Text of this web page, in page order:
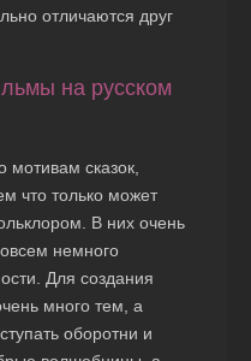
отличаются друг
на русском
мотивам сказок,
что только может
В них очень
немного
Для создания
много тем, а
оборотни и